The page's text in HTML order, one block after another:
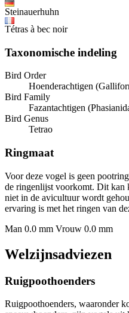
Steinauerhuhn
Tétras à bec noir
Taxonomische indeling
Bird Order
Hoenderachtigen
Bird Family
Fazantachtigen
Bird Genus
Tetrao
Ringmaat
Voor deze vogel is geen
de ringenlijst voorkomt. Dit kan
niet in de avicultuur wordt
ervaring is met het ringen van
Man 0.0 mm Vrouw 0.0 mm
Welzijnsadviezen
Ruigpoothoenders
Ruigpoothoenders, waaronder